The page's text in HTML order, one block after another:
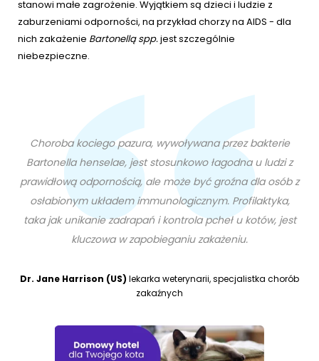
stanowi małe zagrożenie. Wyjątkiem są dzieci i ludzie z
zaburzeniami odporności, na przykład chorzy na AIDS - dla
nich zakażenie Bartonellą spp.jest szczególnie
niebezpieczne.
Choroba kociego pazura, wywoływana przez bakterie
Bartonella henselae, jest stosunkowo łagodna u ludzi z
prawidłową odpornością, ale może być groźna dla osób z
osłabionym układem immunologicznym. Profilaktyka,
taka jak unikanie zadrapań i kontrola pcheł u kotów, jest
kluczowa w zapobieganiu zakażeniu.
Dr. Jane Harrison (US) lekarka weterynarii, specjalistka chorób
zakaźnych